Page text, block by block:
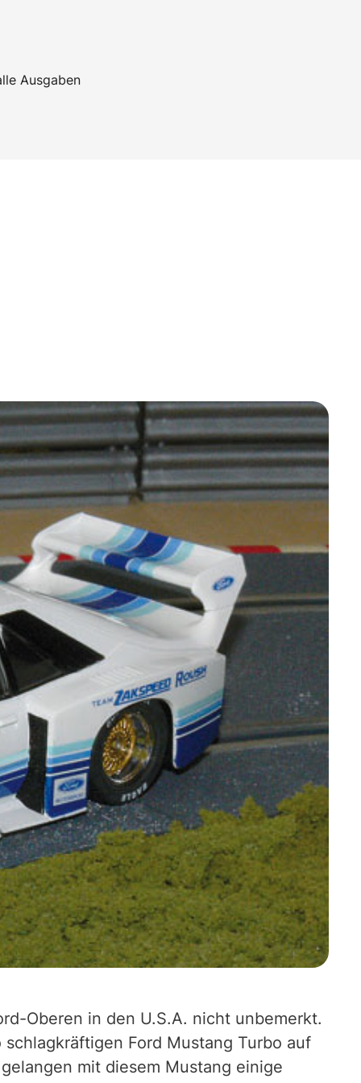
Ausgaben
Oberen in den U.S.A. nicht unbemerkt.
Ford Mustang Turbo auf
mit diesem Mustang einige